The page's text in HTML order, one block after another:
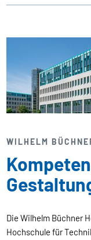
WILHELM
Die Wilhelm Büchner
Hochschule für